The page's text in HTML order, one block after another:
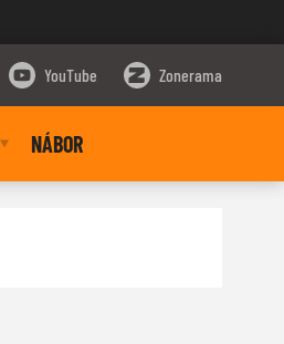
YouTube Zonerama
NÁBOR